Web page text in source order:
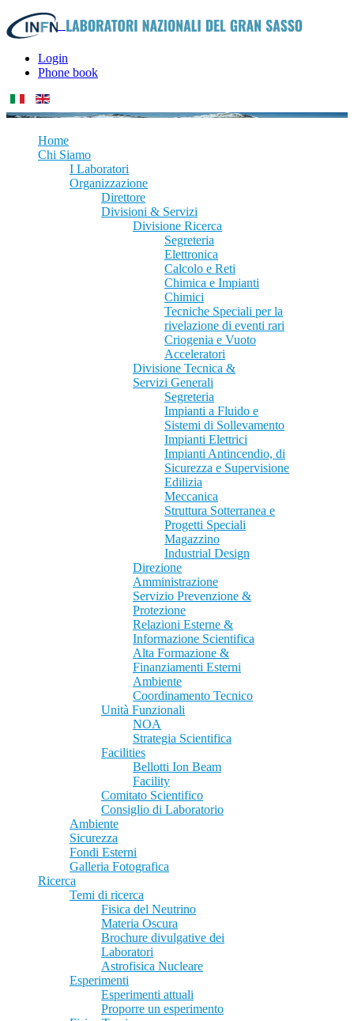
Login
Phone book
Home
Chi Siamo
I Laboratori
Organizzazione
Direttore
Divisioni & Servizi
Divisione Ricerca
Segreteria
Elettronica
Calcolo e Reti
Chimica e Impianti
Chimici
Tecniche Speciali per la
rivelazione di eventi rari
Criogenia e Vuoto
Acceleratori
Divisione Tecnica &
Servizi Generali
Segreteria
Impianti a Fluido e
Sistemi di Sollevamento
Impianti Elettrici
Impianti Antincendio, di
Sicurezza e Supervisione
Edilizia
Meccanica
Struttura Sotterranea e
Progetti Speciali
Magazzino
Industrial Design
Direzione
Amministrazione
Servizio Prevenzione &
Protezione
Relazioni Esterne &
Informazione Scientifica
Alta Formazione &
Finanziamenti Esterni
Ambiente
Coordinamento Tecnico
Unità Funzionali
NOA
Strategia Scientifica
Facilities
Bellotti Ion Beam
Facility
Comitato Scientifico
Consiglio di Laboratorio
Ambiente
Sicurezza
Fondi Esterni
Galleria Fotografica
Ricerca
Temi di ricerca
Fisica del Neutrino
Materia Oscura
Brochure divulgative dei
Laboratori
Astrofisica Nucleare
Esperimenti
Esperimenti attuali
Proporre un esperimento